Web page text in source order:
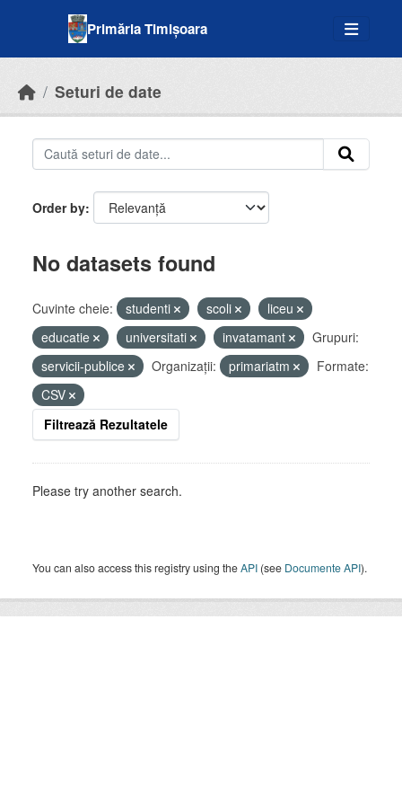
Primăria Timișoara
Seturi de date
Order by
No datasets found
Cuvinte cheie: studenti scoli
liceu
educatie
universitati invatamant
Grupuri:
servicii-publice
Organizații: primariatm
Formate:
CSV
Filtrează Rezultatele
Please try another search.
You can also access this registry using theAPI (see Documente API).